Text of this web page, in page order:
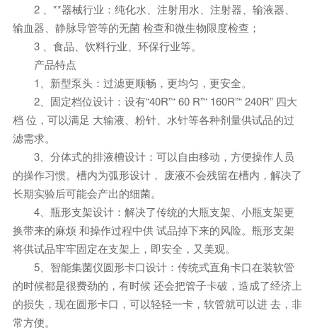
2 、**器械行业：纯化水、注射用水、注射器、输液器、
输血器、静脉导管等的无菌 检查和微生物限度检查；
3 、食品、饮料行业、环保行业等。
产品特点
1、新型泵头：过滤更顺畅，更均匀，更安全。
2、固定档位设计：设有“40R”“ 60 R”“ 160R”“ 240R” 四大
档 位，可以满足 大输液、粉针、水针等各种剂量供试品的过
滤需求。
3、分体式的排液槽设计：可以自由移动，方便操作人员
的操作习惯。槽内为弧形设计， 废液不会残留在槽内，解决了
长期实验后可能会产出的细菌。
4、瓶形支架设计：解决了传统的大瓶支架、小瓶支架更
换带来的麻烦 和操作过程中供 试品掉下来的风险。瓶形支架
将供试品牢牢固定在支架上，即安全，又美观。
5、智能集菌仪圆形卡口设计：传统式直角卡口在装软管
的时候都是很费劲的，有时候 还会把管子卡破，造成了经济上
的损失，现在圆形卡口，可以轻轻一卡，软管就可以进 去，非
常方便。